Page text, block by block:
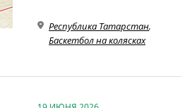
Республика Татарстан,
Баскетбол на колясках